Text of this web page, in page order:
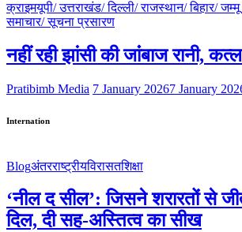
क्राइमयूपी/ उत्तराखंड/ दिल्ली/ राजस्थान/ बिहार/
समाचार/ सूचना प्रसारण
नहीं रही झांसी की जांंबाज रानी,
Pratibimb Media 7 January 20267 January
Internation
Blogअंतरराष्ट्रीयविरासतशिक्षा
‘नील द सील’: जिसने शरारतों से
दिल, दी सह-अस्तित्व का सीख